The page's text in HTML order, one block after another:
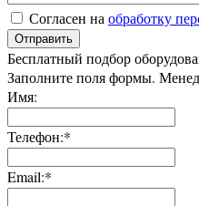
Согласен на обработку
Отправить
Бесплатный подбор
Заполните поля формы.
Имя:
Телефон:*
Email:*